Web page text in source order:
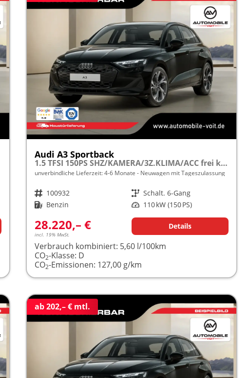
Audi A3 Sportback
1.5 TFSI 150PS SHZ/KAMERA/3Z.KLIMA/ACC frei konfigurierbar!
unverbindliche Lieferzeit: 4-6 Monate Neuwagen mit Tageszulassung
Fahrzeugnr. 100932 Getriebe Schalt. 6-Gang
Kraftstoff Benzin Leistung 110 kW (150 PS)
28.220,– €
incl. 19% MwSt.
Details
Verbrauch kombiniert: 5,60 l/100km
CO2-Klasse: D
CO2-Emissionen: 127,00 g/km
ab 202,– € mtl.